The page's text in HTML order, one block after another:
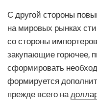
С другой стороны
на мировых рынках
со стороны
закупающие горючее,
сформировать
формируется
прежде всего на